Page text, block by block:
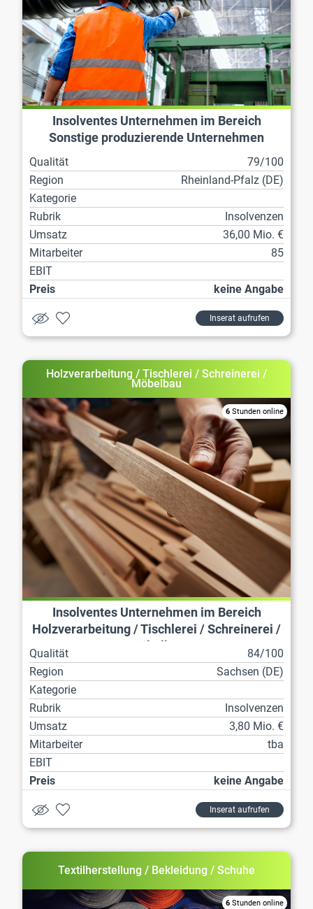
Insolventes Unternehmen im Bereich
Sonstige produzierende Unternehmen
Qualität
79/100
Region
Rheinland-Pfalz (DE)
Kategorie
Rubrik
Insolvenzen
Umsatz
36,00 Mio. €
Mitarbeiter
85
EBIT
Preis
keine Angabe
Inserat aufrufen
Holzverarbeitung / Tischlerei / Schreinerei /
Möbelbau
6 Stunden online
Insolventes Unternehmen im Bereich
Holzverarbeitung / Tischlerei / Schreinerei /
Qualität
84/100
Region
Sachsen (DE)
Kategorie
Rubrik
Insolvenzen
Umsatz
3,80 Mio. €
Mitarbeiter
tba
EBIT
Preis
keine Angabe
Inserat aufrufen
Textilherstellung / Bekleidung / Schuhe
6 Stunden online